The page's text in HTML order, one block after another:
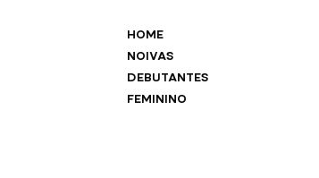
HOME
NOIVAS
DEBUTANTES
FEMININO